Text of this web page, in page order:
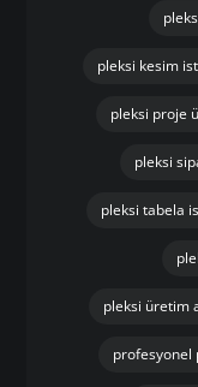
pleksi kesim
pleksi proje
pleksi
pleksi tabela
pleksi üretim
profesyonel